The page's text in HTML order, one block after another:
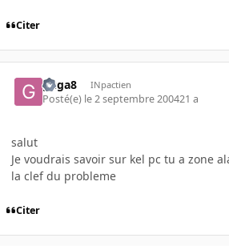
Citer
guga8 INpactien
Posté(e) le 2 septembre 200421 a
salut
Je voudrais savoir sur kel pc tu a zone
la clef du probleme
Citer